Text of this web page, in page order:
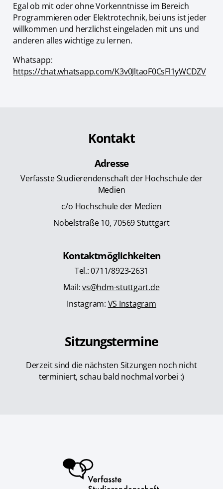
Egal ob mit oder ohne Vorkenntnisse im Bereich
Programmieren oder Elektrotechnik, bei uns ist jeder
willkommen und herzlichst eingeladen mit uns und
anderen alles wichtige zu lernen.
Whatsapp:
https://chat.whatsapp.com/K3v0JltaoF0CsFl1yWCDZV
Kontakt
Adresse
Verfasste Studierendenschaft der Hochschule der
Medien
c/o Hochschule der Medien
Nobelstraße 10, 70569 Stuttgart
Kontaktmöglichkeiten
Tel.: 0711/8923-2631
Mail:vs@hdm-stuttgart.de
Instagram: VS Instagram
Sitzungstermine
Derzeit sind die nächsten Sitzungen noch nicht
terminiert, schau bald nochmal vorbei :)